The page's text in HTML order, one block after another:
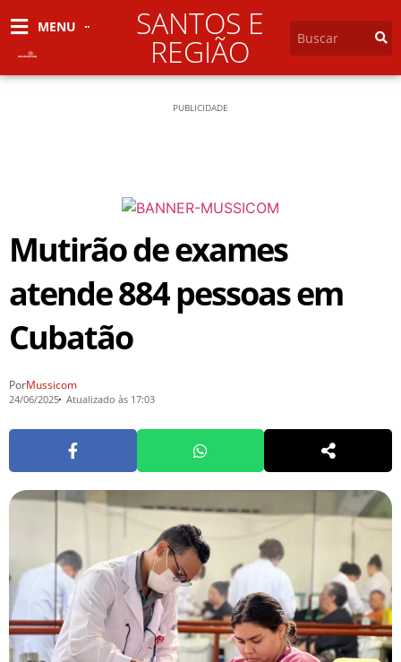
MENU SANTOS E
REGIÃO
PUBLICIDADE
Mutirão de exames
atende 884 pessoas em
Cubatão
PorMussicom
24/06/2025 Atualizado às 17:03